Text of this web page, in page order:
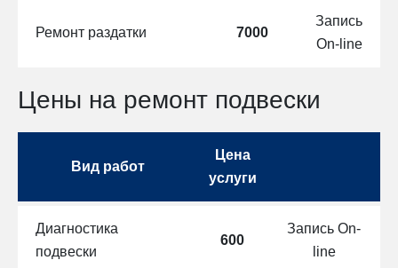
Ремонт раздатки 7000
Запись
On-line
Цены на ремонт подвески
Вид работ
Цена
услуги
Диагностика
подвески
600
Запись On-
line